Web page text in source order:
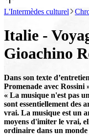
L'Intermèdes culturel
Italie -
Gioachino
Dans son texte
Promenade avec Rossini
« La musique n'est pas
sont essentiellement des
vrai. La musique est un
moyens d'imiter le vrai,
ordinaire dans un monde